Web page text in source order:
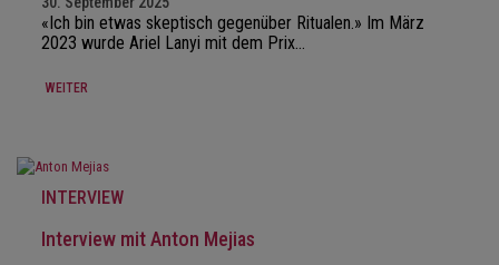
«Ich bin etwas skeptisch gegenüber Ritualen.» Im März
2023 wurde Ariel Lanyi mit dem Prix…
WEITER
INTERVIEW
Interview mit Anton Mejias